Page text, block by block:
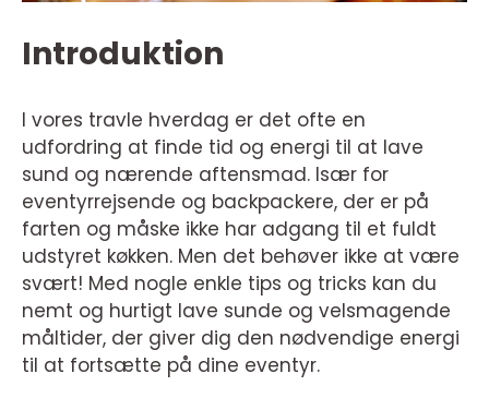
Introduktion
I vores travle hverdag er det ofte en
udfordring at finde tid og energi til at lave
sund og nærende aftensmad. Især for
eventyrrejsende og backpackere, der er på
farten og måske ikke har adgang til et fuldt
udstyret køkken. Men det behøver ikke at være
svært! Med nogle enkle tips og tricks kan du
nemt og hurtigt lave sunde og velsmagende
måltider, der giver dig den nødvendige energi
til at fortsætte på dine eventyr.